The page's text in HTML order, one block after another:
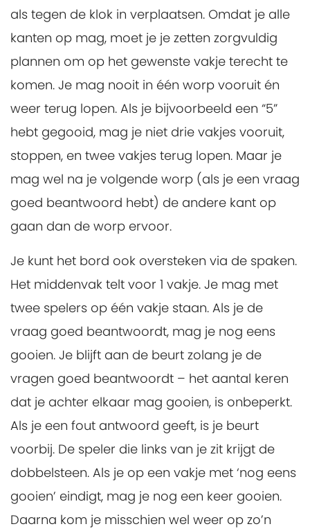
als tegen de klok in verplaatsen. Omdat je alle
kanten op mag, moet je je zetten zorgvuldig
plannen om op het gewenste vakje terecht te
komen. Je mag nooit in één worp vooruit én
weer terug lopen. Als je bijvoorbeeld een “5”
hebt gegooid, mag je niet drie vakjes vooruit,
stoppen, en twee vakjes terug lopen. Maar je
mag wel na je volgende worp (als je een vraag
goed beantwoord hebt) de andere kant op
gaan dan de worp ervoor.
Je kunt het bord ook oversteken via de spaken.
Het middenvak telt voor 1 vakje. Je mag met
twee spelers op één vakje staan. Als je de
vraag goed beantwoordt, mag je nog eens
gooien. Je blijft aan de beurt zolang je de
vragen goed beantwoordt – het aantal keren
dat je achter elkaar mag gooien, is onbeperkt.
Als je een fout antwoord geeft, is je beurt
voorbij. De speler die links van je zit krijgt de
dobbelsteen. Als je op een vakje met ‘nog eens
gooien’ eindigt, mag je nog een keer gooien.
Daarna kom je misschien wel weer op zo’n